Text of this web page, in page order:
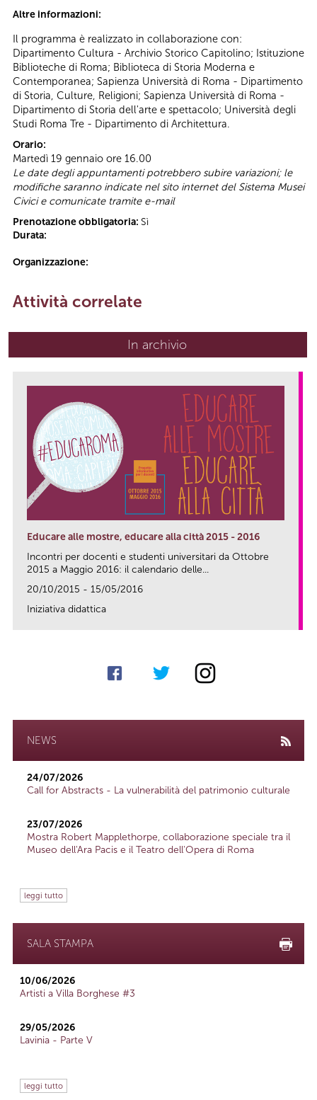
Altre informazioni:
Il programma è realizzato in collaborazione con:
Dipartimento Cultura - Archivio Storico Capitolino; Istituzione
Biblioteche di Roma; Biblioteca di Storia Moderna e
Contemporanea; Sapienza Università di Roma - Dipartimento
di Storia, Culture, Religioni; Sapienza Università di Roma -
Dipartimento di Storia dell'arte e spettacolo; Università degli
Studi Roma Tre - Dipartimento di Architettura.
Orario:
Martedì 19 gennaio ore 16.00
Le date degli appuntamenti potrebbero subire variazioni; le
modifiche saranno indicate nel sito internet del Sistema Musei
Civici e comunicate tramite e-mail
Prenotazione obbligatoria: Sì
Durata:
Organizzazione:
Attività correlate
In archivio
Educare alle mostre, educare alla città 2015 - 2016
Incontri per docenti e studenti universitari da Ottobre
2015 a Maggio 2016: il calendario delle...
20/10/2015 - 15/05/2016
Iniziativa didattica
NEWS
24/07/2026
Call for Abstracts - La vulnerabilità del patrimonio culturale
23/07/2026
Mostra Robert Mapplethorpe, collaborazione speciale tra il
Museo dell'Ara Pacis e il Teatro dell'Opera di Roma
leggi tutto
SALA STAMPA
10/06/2026
Artisti a Villa Borghese #3
29/05/2026
Lavinia - Parte V
leggi tutto